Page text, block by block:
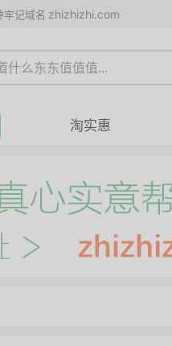
牢记域名 zhizhizhi.com
淘实惠